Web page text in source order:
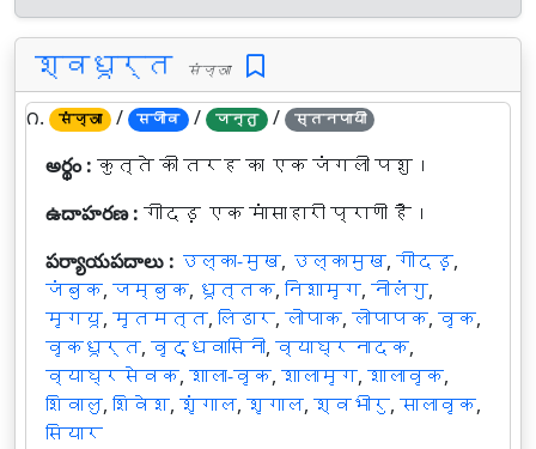
श्वधूर्त संज्ञा
౧. संज्ञा / सजीव / जन्तु / स्तनपायी
అర్థం : कुत्ते की तरह का एक जंगली पशु।
ఉదాహరణ : गीदड़ एक मांसाहारी प्राणी है।
పర్యాయపదాలు : उल्का-मुख, उल्कामुख, गीदड़,
जंबुक, जम्बुक, धूत्तक, निशामृग, नीलंगु,
मृगयू, मृतमत्त, लिडार, लोपाक, लोपापक, वृक,
वृकधूर्त, वृद्धवासिनी, व्याघ्रनादक,
व्याघ्रसेवक, शाला-वृक, शालामृग, शालावृक,
शिवालु, शिवेश, शृंगाल, शृगाल, श्वभीरु, सालावृक,
सियार